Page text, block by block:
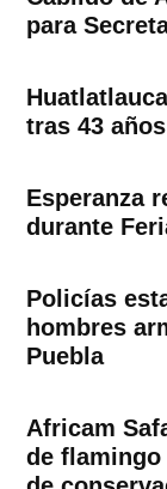
para
tras 43 años
Esperanza
durante
Policías
hombres
Puebla
Africam
de